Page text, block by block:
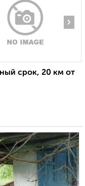
›
срок, 20 км от